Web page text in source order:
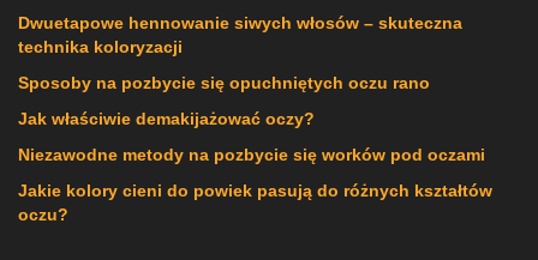
Dwuetapowe hennowanie siwych włosów – skuteczna
technika koloryzacji
Sposoby na pozbycie się opuchniętych oczu rano
Jak właściwie demakijażować oczy?
Niezawodne metody na pozbycie się worków pod oczami
Jakie kolory cieni do powiek pasują do różnych kształtów
oczu?